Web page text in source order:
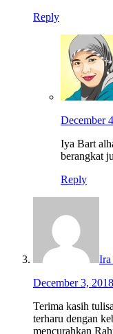
Reply
December
Iya Bart
berangkat
Reply
December 3,
Terima kasih
terharu dengan
mencurahkan